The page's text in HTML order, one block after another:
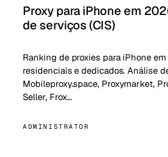
Proxy para iPhone em
de serviços (CIS)
Ranking de proxies para iPhone
residenciais e dedicados. Análise
Mobileproxy.space, Proxymarket,
Seller, Frox…
ADMINISTRATOR